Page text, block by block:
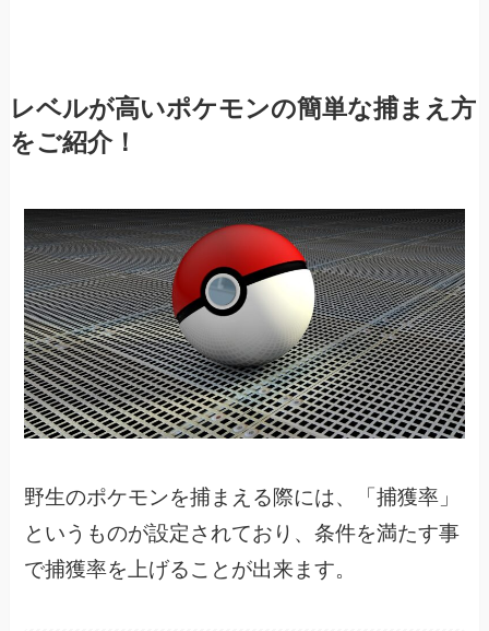
レベルが高いポケモンの簡単な捕まえ方
をご紹介！
野生のポケモンを捕まえる際には、「捕獲率」
というものが設定されており、条件を満たす事
で捕獲率を上げることが出来ます。